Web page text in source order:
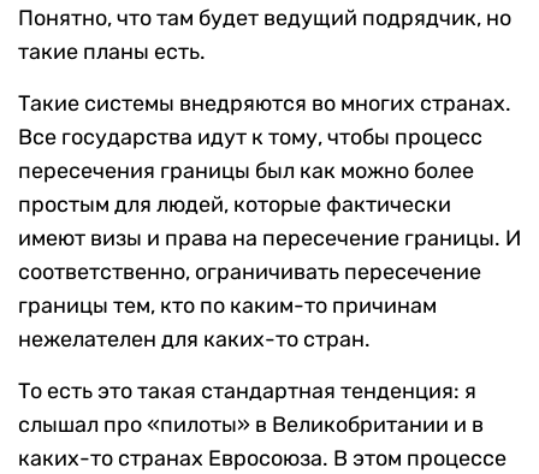
Понятно, что там будет ведущий подрядчик, но
такие планы есть.
Такие системы внедряются во многих странах.
Все государства идут к тому, чтобы процесс
пересечения границы был как можно более
простым для людей, которые фактически
имеют визы и права на пересечение границы. И
соответственно, ограничивать пересечение
границы тем, кто по каким-то причинам
нежелателен для каких-то стран.
То есть это такая стандартная тенденция: я
слышал про «пилоты» в Великобритании и в
каких-то странах Евросоюза. В этом процессе